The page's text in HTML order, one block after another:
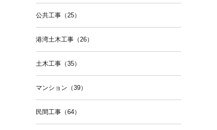
公共工事（25）
港湾土木工事（26）
土木工事（35）
マンション（39）
民間工事（64）